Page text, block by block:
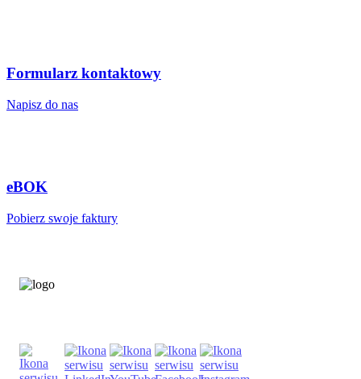
Formularz kontaktowy
Napisz do nas
eBOK
Pobierz swoje faktury